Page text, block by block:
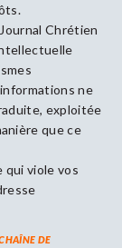
Chrétien
ne
exploitée
que ce
qui viole vos
DE